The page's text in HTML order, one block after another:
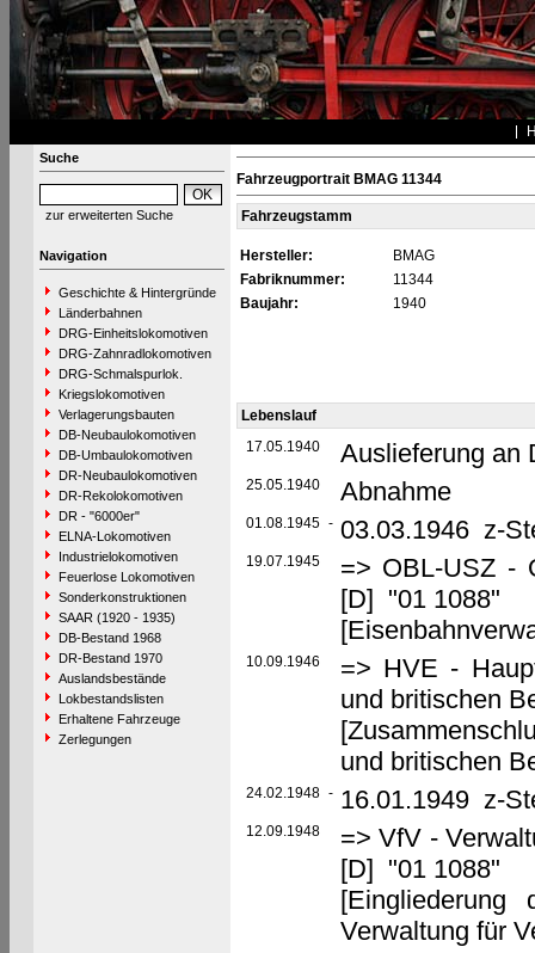
Suche
zur erweiterten Suche
Navigation
Geschichte & Hintergründe
Länderbahnen
DRG-Einheitslokomotiven
DRG-Zahnradlokomotiven
DRG-Schmalspurlok.
Kriegslokomotiven
Verlagerungsbauten
DB-Neubaulokomotiven
DB-Umbaulokomotiven
DR-Neubaulokomotiven
DR-Rekolokomotiven
DR - "6000er"
ELNA-Lokomotiven
Industrielokomotiven
Feuerlose Lokomotiven
Sonderkonstruktionen
SAAR (1920 - 1935)
DB-Bestand 1968
DR-Bestand 1970
Auslandsbestände
Lokbestandslisten
Erhaltene Fahrzeuge
Zerlegungen
Fahrzeugportrait BMAG 11344
Fahrzeugstamm
Hersteller:
BMAG
Fabriknummer:
11344
Baujahr:
1940
Lebenslauf
17.05.1940
Auslieferung an
25.05.1940 Abnahme
01.08.1945 - 03.03.1946 z-
19.07.1945
=> OBL-USZ -
[D] "01 1088"
10.09.1946
=> HVE -
und britischen
und britischen
24.02.1948 - 16.01.1949 z-
12.09.1948
=> VfV -
[D] "01 1088"
Verwaltung für